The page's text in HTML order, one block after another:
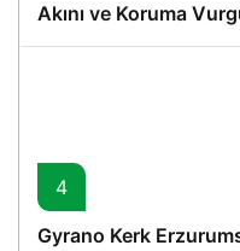
Akını ve Koruma
4
Gyrano Kerk